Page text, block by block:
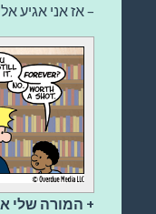
– אז אני אגיע
+ המורה שלי